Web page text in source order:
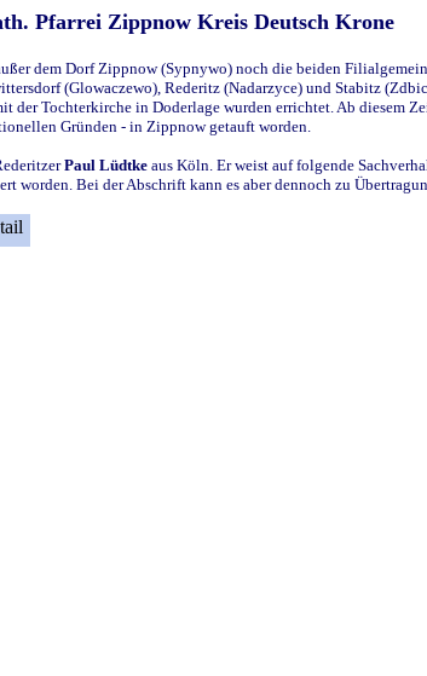
Pfarrei Zippnow Kreis Deutsch Krone
dem Dorf Zippnow (Sypnywo) noch die beiden
(Glowaczewo), Rederitz (Nadarzyce) und Stabitz
Tochterkirche in Doderlage wurden errichtet. Ab diesem
Gründen - in Zippnow getauft worden.
Paul Lüdtke aus Köln. Er weist auf folgende
worden. Bei der Abschrift kann es aber dennoch zu